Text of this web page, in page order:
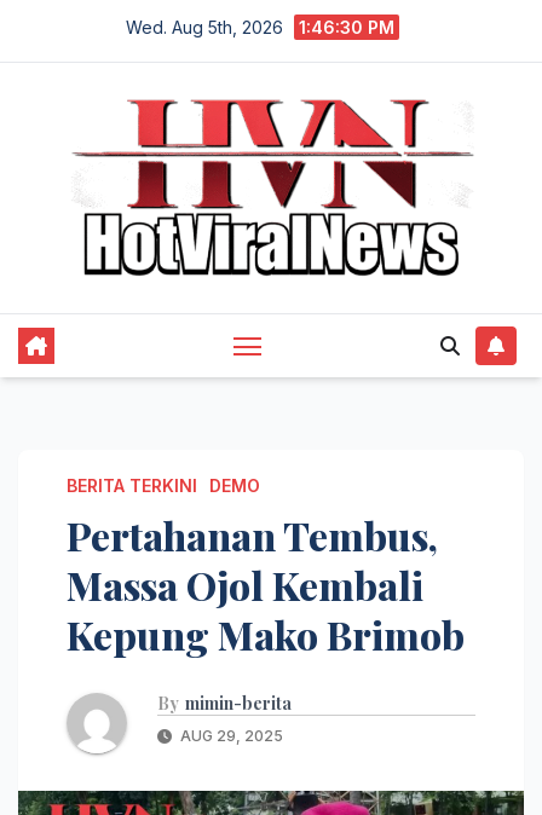
Wed. Aug 5th, 2026 1:46:31 PM
BERITA TERKINI DEMO
Pertahanan Tembus,
Massa Ojol Kembali
Kepung Mako Brimob
By mimin-berita
AUG 29, 2025